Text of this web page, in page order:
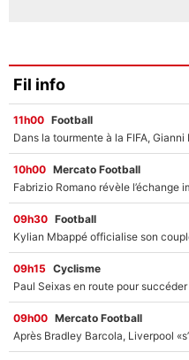
Fil info
11h00 Football
10h00 Mercato Football
09h30 Football
09h15 Cyclisme
09h00 Mercato Football